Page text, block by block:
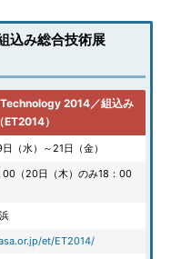
み総合技術展
2014／組込み
）
（水）～21日（金）
00（20日（木）のみ18：00
et/ET2014/